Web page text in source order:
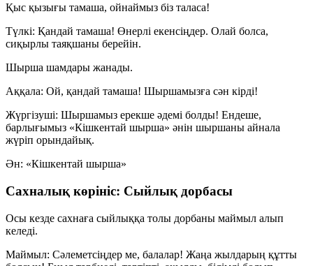
Қыс қызығы тамаша, ойнаймыз біз таласа!
Түлкі: Қандай тамаша! Өнерлі екенсіңдер. Олай болса,
сиқырлы таяқшаны берейін.
Шырша шамдары жанады.
Аққала: Ой, қандай тамаша! Шыршамызға сән кірді!
Жүргізуші: Шыршамыз ерекше әдемі болды! Ендеше,
барлығымыз «Кішкентай шырша» әнін шыршаны айнала
жүріп орындайық.
Ән: «Кішкентай шырша»
Сахналық көрініс: Сыйлық дорбасы
Осы кезде сахнаға сыйлыққа толы дорбаны маймыл алып
келеді.
Маймыл: Сәлеметсіңдер ме, балалар! Жаңа жылдарың құтты